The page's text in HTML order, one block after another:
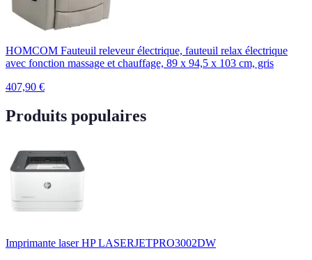
HOMCOM Fauteuil releveur électrique, fauteuil relax électrique
avec fonction massage et chauffage, 89 x 94,5 x 103 cm, gris
407,90 €
Produits populaires
Imprimante laser HP LASERJETPRO3002DW